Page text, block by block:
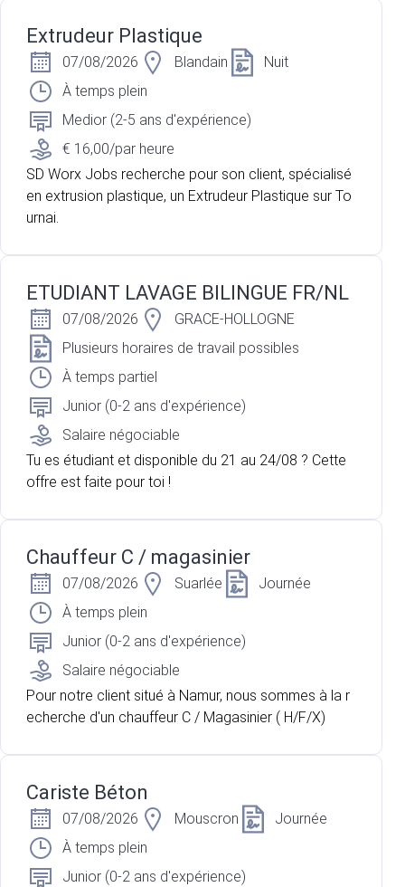
Extrudeur Plastique
07/08/2026 Blandain
Nuit
À temps plein
Medior (2-5 ans d'expérience)
€ 16,00/par heure
SD Worx Jobs recherche pour son client, spécialisé
en extrusion plastique, un Extrudeur Plastique sur To
urnai.
ETUDIANT LAVAGE BILINGUE FR/NL
07/08/2026
GRACE-HOLLOGNE
Plusieurs horaires de travail possibles
À temps partiel
Junior (0-2 ans d'expérience)
Salaire négociable
Tu es étudiant et disponible du 21 au 24/08 ? Cette
offre est faite pour toi !
Chauffeur C / magasinier
07/08/2026 Suarlée
Journée
À temps plein
Junior (0-2 ans d'expérience)
Salaire négociable
Pour notre client situé à Namur, nous sommes à la r
echerche d'un chauffeur C / Magasinier ( H/F/X)
Cariste Béton
07/08/2026 Mouscron
Journée
À temps plein
Junior (0-2 ans d'expérience)